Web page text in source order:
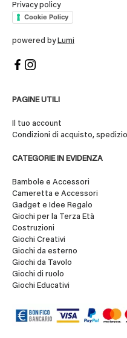
Privacy policy
Cookie Policy
powered by Lumi
PAGINE UTILI
Il tuo account
Condizioni di acquisto,
CATEGORIE IN EVIDENZA
Bambole e Accessori
Cameretta e Accessori
Gadget e Idee Regalo
Giochi per la Terza Età
Costruzioni
Giochi Creativi
Giochi da esterno
Giochi da Tavolo
Giochi di ruolo
Giochi Educativi